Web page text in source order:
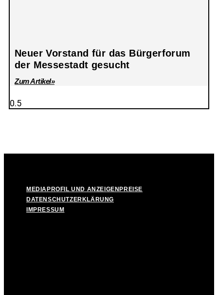
Neuer Vorstand für das Bürgerforum
der Messestadt gesucht
Zum Artikel»
MEDIAPROFIL UND ANZEIGENPREISE
DATENSCHUTZERKLÄRUNG
IMPRESSUM